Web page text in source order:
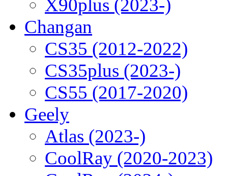
X90plus (2023-)
Changan
CS35 (2012-2022)
CS35plus (2023-)
CS55 (2017-2020)
Geely
Atlas (2023-)
CoolRay (2020-2023)